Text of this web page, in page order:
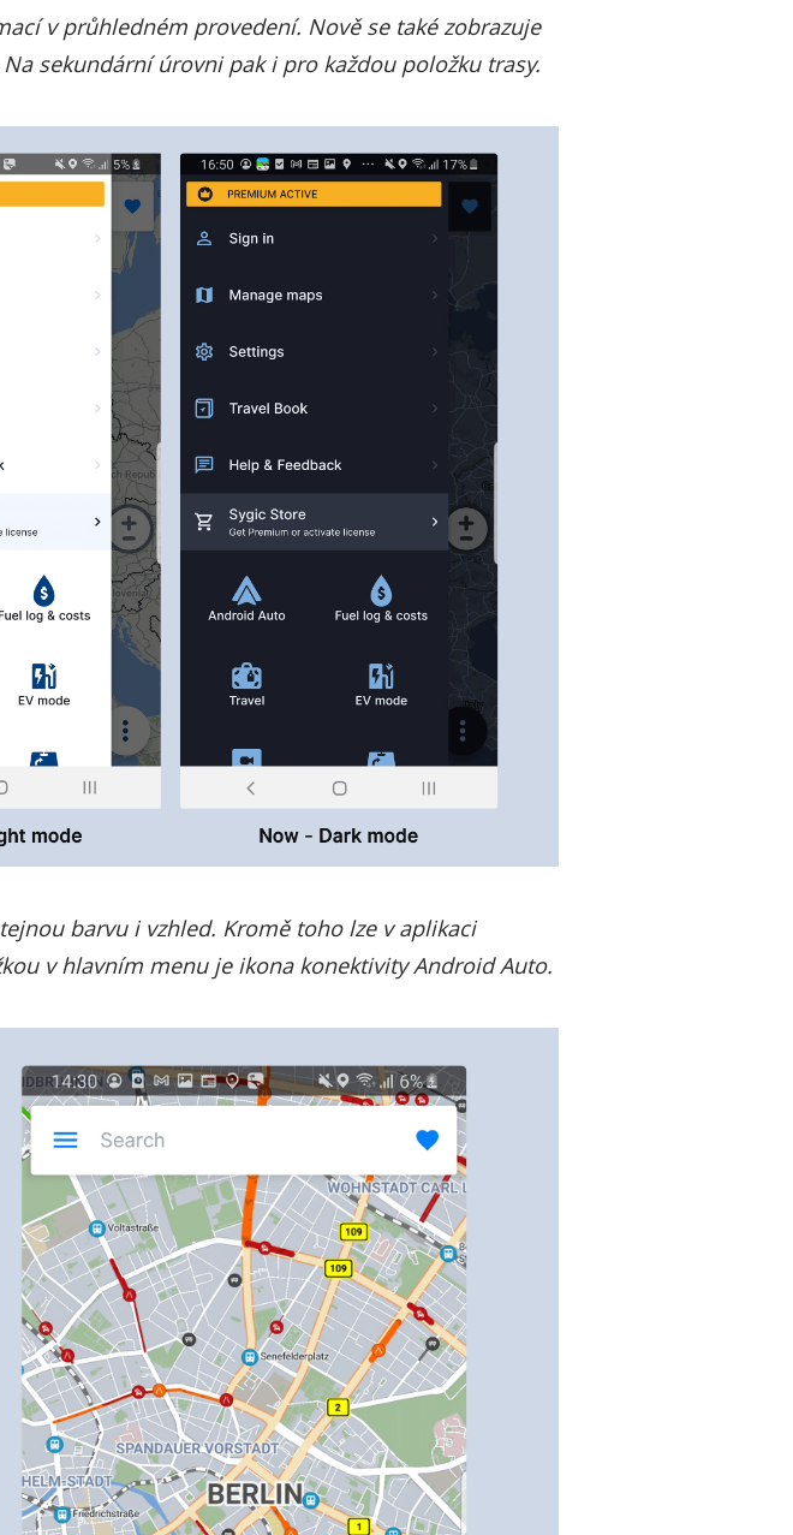
v průhledném provedení. Nově se také zobrazuje
sekundární úrovni pak i pro každou položku trasy.
barvu i vzhled. Kromě toho lze v aplikaci
v hlavním menu je ikona konektivity Android Auto.